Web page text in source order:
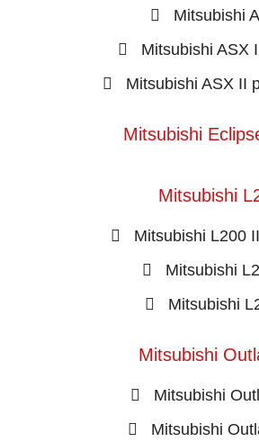
Mitsubishi
Mitsubishi ASX
Mitsubishi ASX II
Mitsubishi
Mitsubishi
Mitsubishi L200
Mitsubishi
Mitsubishi
Mitsubishi
Mitsubishi
Mitsubishi